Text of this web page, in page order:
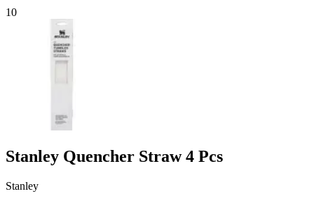
10
Stanley Quencher Straw 4 Pcs
Stanley